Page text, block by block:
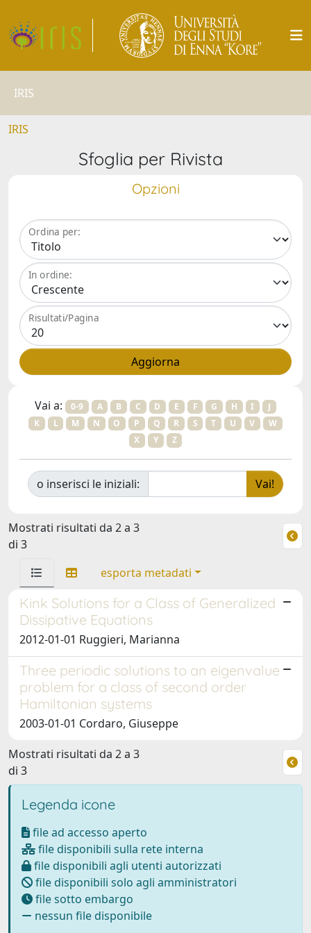
IRIS
IRIS
Sfoglia per Rivista
Opzioni
Ordina per:
In ordine:
Risultati/Pagina
Vai a: 0-9 A B C D E F G H I
J
K
L M N O P Q R S T U V
W
X
Y Z
o inserisci le iniziali:
Mostrati risultati da 2 a 3
di 3
esporta metadati
Kink Solutions for a Class of Generalized
Dissipative Equations
2012-01-01 Ruggieri, Marianna
Three periodic solutions to an eigenvalue
problem for a class of second order
Hamiltonian systems
2003-01-01 Cordaro, Giuseppe
Mostrati risultati da 2 a 3
di 3
Legenda icone
file ad accesso aperto
file disponibili sulla rete interna
file disponibili agli utenti autorizzati
file disponibili solo agli amministratori
file sotto embargo
nessun file disponibile